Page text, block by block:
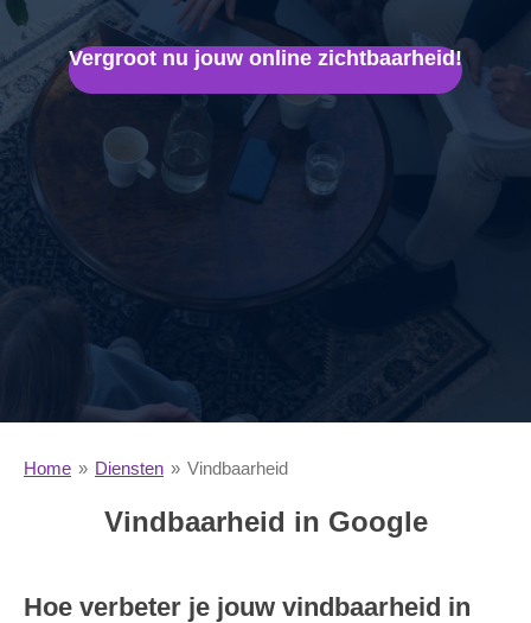
Vergroot nu jouw online zichtbaarheid!
Home » Diensten » Vindbaarheid
Vindbaarheid in Google
Hoe verbeter je jouw vindbaarheid in